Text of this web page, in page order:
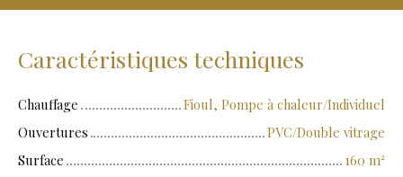
Caractéristiques techniques
Chauffage
Fioul, Pompe à chaleur/Individuel
Ouvertures
PVC/Double vitrage
Surface
160 m²